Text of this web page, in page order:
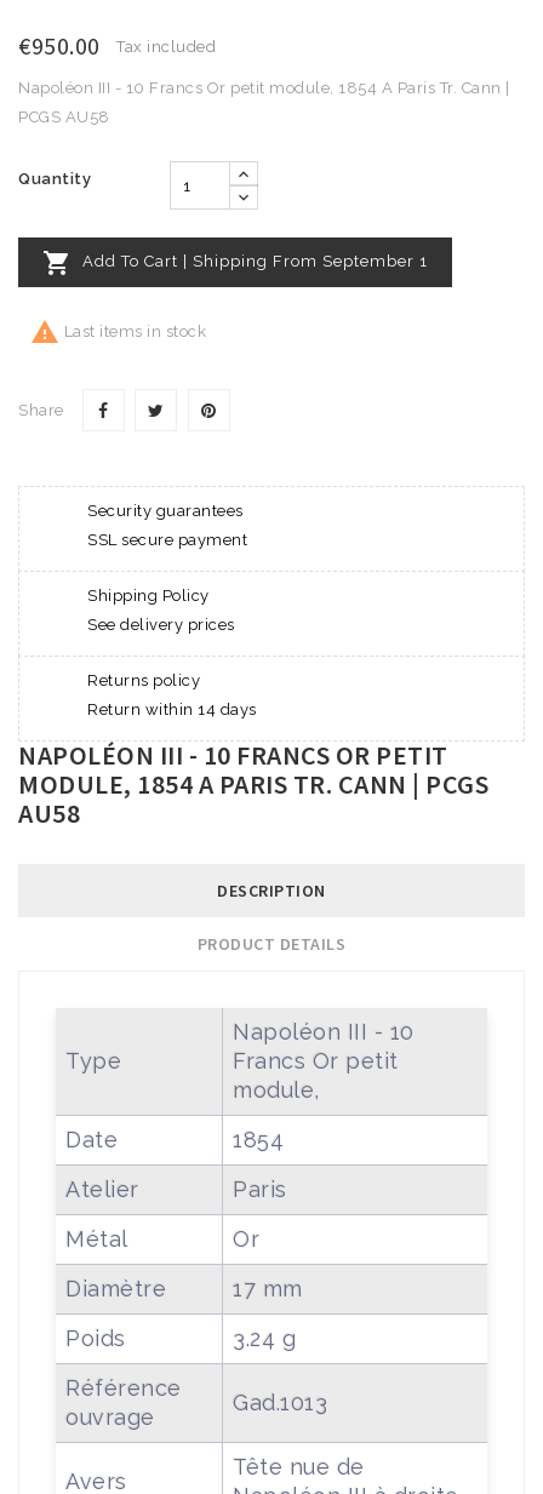
€950.00 Tax included
Napoléon III - 10 Francs Or petit module, 1854 A Paris Tr. Cann |
PCGS AU58
Quantity
 Add To Cart | Shipping From September 1
 Last items in stock
Share
Security guarantees
SSL secure payment
Shipping Policy
See delivery prices
Returns policy
Return within 14 days
NAPOLÉON III - 10 FRANCS OR PETIT
MODULE, 1854 A PARIS TR. CANN | PCGS
AU58
DESCRIPTION
PRODUCT DETAILS
Type
Napoléon III - 10
Francs Or petit
module,
Date
1854
Atelier
Paris
Métal
Or
Diamètre
17 mm
Poids
3.24 g
Référence
ouvrage
Gad.1013
Avers
Tête nue de